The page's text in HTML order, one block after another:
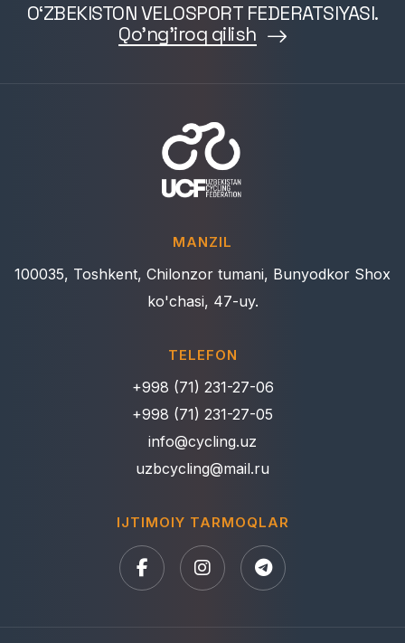
O‘ZBEKISTON VELOSPORT FEDERATSIYASI.
Qo'ng'iroq qilish
MANZIL
100035, Toshkent, Chilonzor tumani, Bunyodkor Shox
ko'chasi, 47-uy.
TELEFON
+998 (71) 231-27-06
+998 (71) 231-27-05
info@cycling.uz
uzbcycling@mail.ru
IJTIMOIY TARMOQLAR